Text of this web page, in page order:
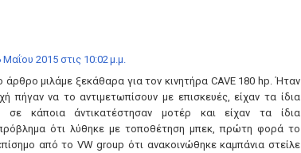
Μαΐου 2015 στις 10:02 μ.μ.
άρθρο μιλάμε ξεκάθαρα για τον κινητήρα CAVE 180 hp. Ήταν
πήγαν να το αντιμετωπίσουν με επισκευές, είχαν τα ίδια
σε κάποια άντικατέστησαν μοτέρ και είχαν τα ίδια
ότι λύθηκε με τοποθέτηση μπεκ, πρώτη φορά το
από το VW group ότι ανακοινώθηκε καμπάνια στείλε